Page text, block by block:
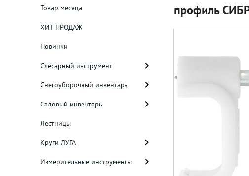
Товар месяца
ХИТ ПРОДАЖ
Новинки
Слесарный инструмент
Снегоуборочный инвентарь
Садовый инвентарь
Лестницы
Круги ЛУГА
Измерительные инструменты
профиль